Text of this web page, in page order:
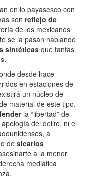
en lo payasesco con
son reflejo de
de los mexicanos
se la pasan hablando
sintéticas que tantas
desde hace
en estaciones de
un núcleo de
material de este tipo.
la “libertad” de
del delito, ni el
a
de sicarios
a la menor
mediática